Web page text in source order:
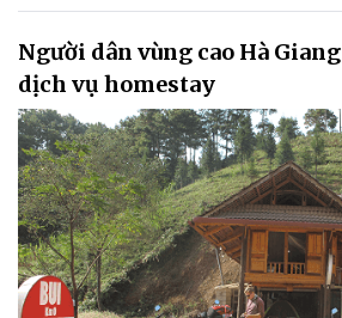
Người dân vùng cao Hà
dịch vụ homestay